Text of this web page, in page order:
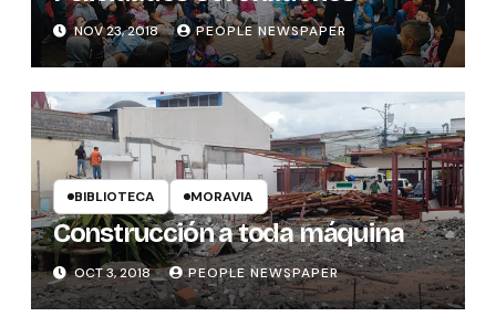
NOV 23, 2018 PEOPLE NEWSPAPER
BIBLIOTECA MORAVIA
Construcción a toda máquina
OCT 3, 2018 PEOPLE NEWSPAPER